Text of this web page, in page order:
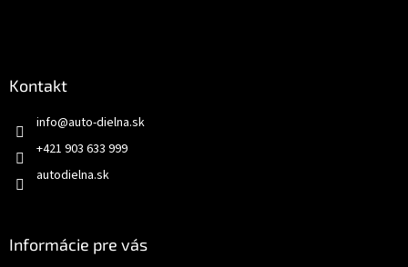
Kontakt
info@auto-dielna.sk
+421 903 633 999
autodielna.sk
Informácie pre vás